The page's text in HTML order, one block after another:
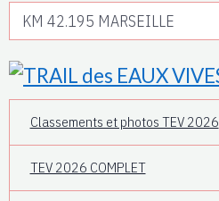
Classements et photos TEV 2026
TEV 2026 COMPLET